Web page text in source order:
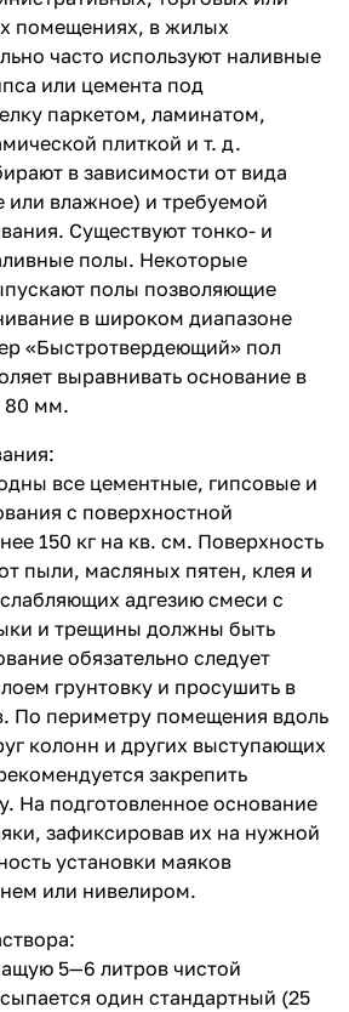
помещениях, в жилых
часто используют наливные
или цемента под
паркетом, ламинатом,
плиткой и т. д.
в зависимости от вида
или влажное) и требуемой
Существуют тонко- и
полы. Некоторые
полы позволяющие
в широком диапазоне
«Быстротвердеющий» пол
выравнивать основание в
80 мм.
все цементные, гипсовые и
с поверхностной
150 кг на кв. см. Поверхность
пыли, масляных пятен, клея и
адгезию смеси с
и трещины должны быть
обязательно следует
грунтовку и просушить в
По периметру помещения вдоль
колонн и других выступающих
закрепить
На подготовленное основание
зафиксировав их на нужной
установки маяков
или нивелиром.
5—6 литров чистой
один стандартный (25